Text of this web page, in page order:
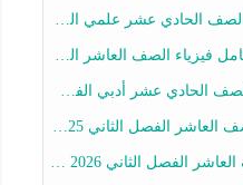
عشر علمي الفصل الثاني 2025-2026
العاشر الفصل الثاني 2025-2026
عشر أدبي الفصل الثاني 2025-2026
الفصل الثاني 2025-2026
الثاني 2026 أ هيثم الليثي